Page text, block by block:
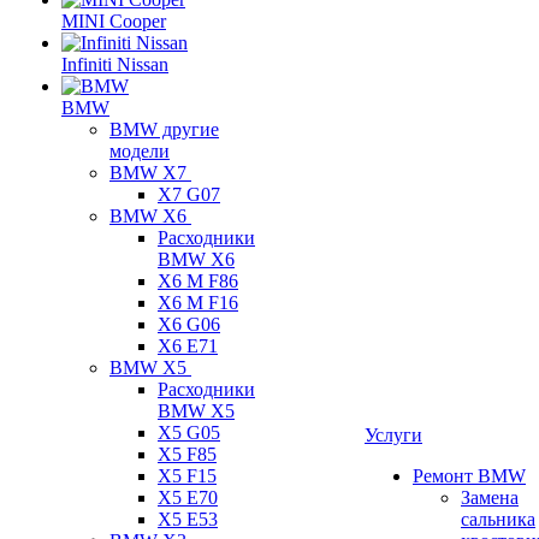
MINI Cooper
Infiniti Nissan
BMW
BMW другие
модели
BMW X7
X7 G07
BMW X6
Расходники
BMW X6
X6 M F86
X6 M F16
X6 G06
X6 E71
BMW X5
Расходники
BMW X5
X5 G05
X5 F85
X5 F15
X5 E70
X5 E53
Услуги
Ремонт BMW
Замена
сальника